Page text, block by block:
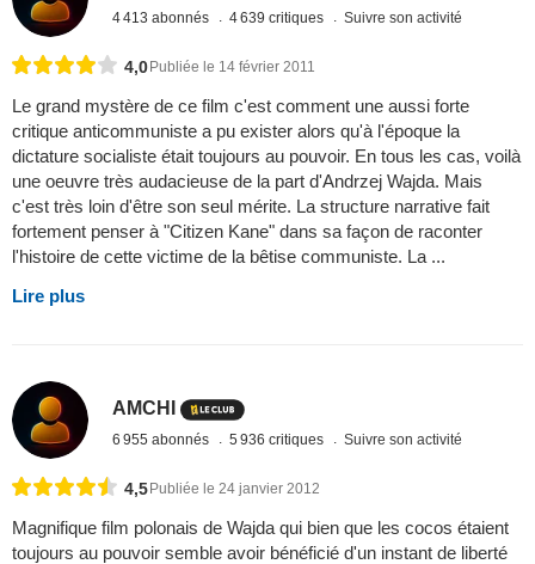
4 413 abonnés 4 639 critiques Suivre son activité
4,0 Publiée le 14 février 2011
Le grand mystère de ce film c'est comment une aussi forte
critique anticommuniste a pu exister alors qu'à l'époque la
dictature socialiste était toujours au pouvoir. En tous les cas, voilà
une oeuvre très audacieuse de la part d'Andrzej Wajda. Mais
c'est très loin d'être son seul mérite. La structure narrative fait
fortement penser à "Citizen Kane" dans sa façon de raconter
l'histoire de cette victime de la bêtise communiste. La ...
Lire plus
AMCHI
6 955 abonnés 5 936 critiques Suivre son activité
4,5Publiée le 24 janvier 2012
Magnifique film polonais de Wajda qui bien que les cocos étaient
toujours au pouvoir semble avoir bénéficié d'un instant de liberté